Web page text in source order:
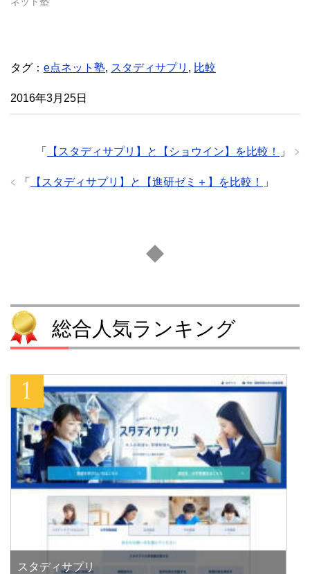
タグ： e点ネット塾, スタディサプリ , 比較
2016年3月25日
「 【スタディサプリ】と【ショウイン】を比較！ 」
「 【スタディサプリ】と【進研ゼミ＋】を比較！ 」
総合人気ランキング
スタディサプリ